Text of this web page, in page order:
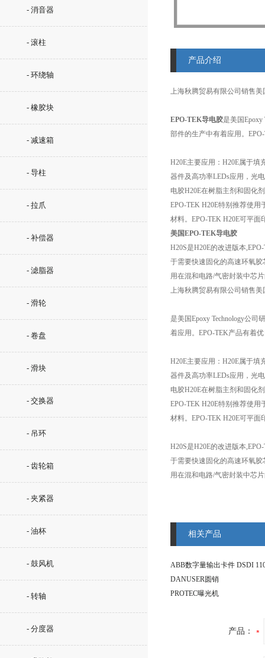
- 消音器
- 滚柱
- 环绕轴
- 橡胶块
- 减速箱
- 导柱
- 拉爪
- 补偿器
- 滤脂器
- 滑轮
- 卷盘
- 滑块
- 交换器
- 吊环
- 齿轮箱
- 夹紧器
- 油杯
- 鼓风机
- 转轴
- 分度器
产品介绍
上海秋腾贸易有限公司销售美
EPO-TEK导电胶是美国
部件的生产中有着应用。
H20E主要应用：H20E属于
器件及高功率LEDs应用，光
电胶H20E在树脂主剂和固化
EPO-TEK H20E特别推荐使
材料。EPO-TEK H20E可平
美国EPO-TEK导电胶
H20S是H20E的改进版本
于需要快速固化的高速环氧
用在混和电路/气密封装中芯
上海秋腾贸易有限公司销售
是美国Epoxy Technology公
着应用。EPO-TEK产品有着
H20E主要应用：H20E属于
器件及高功率LEDs应用，光
电胶H20E在树脂主剂和固化
EPO-TEK H20E特别推荐使
材料。EPO-TEK H20E可平
H20S是H20E的改进版本
于需要快速固化的高速环氧
用在混和电路/气密封装中芯
相关产品
ABB数字量输出卡件 DSDI
DANUSER圆销
PROTEC曝光机
产品：